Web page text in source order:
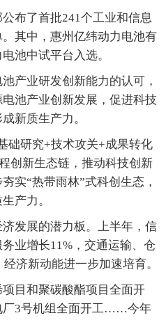
了首批241个工业和信息
其中，惠州亿纬动力电池有
池中试平台入选。
业研发创新能力的认可，
池产业创新发展，促进科技
新质生产力。
研究+技术攻关+成果转化
创新生态链，推动科技创新
实“热带雨林”式科创生态，
产力。
发展的潜力板。上半年，信
业增长11%，交通运输、仓
济新动能进一步加速培育。
目和聚碳酸酯项目全面开
厂3号机组全面开工……今年